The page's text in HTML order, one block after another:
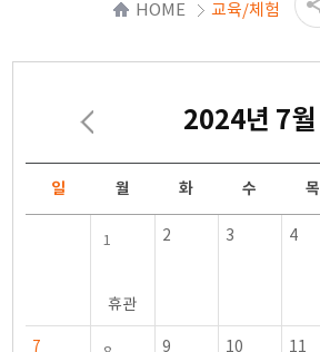
HOME 교육/체험
2024년 7월
일 월 화 수 목
1
휴관
2 3 4
7 9 10 11